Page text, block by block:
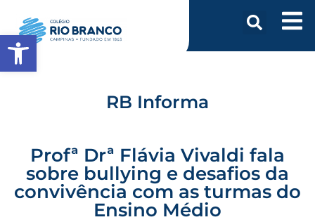
RB Informa
Profª Drª Flávia Vivaldi fala
sobre bullying e desafios da
convivência com as turmas do
Ensino Médio
Abrir a barra de ferramentas